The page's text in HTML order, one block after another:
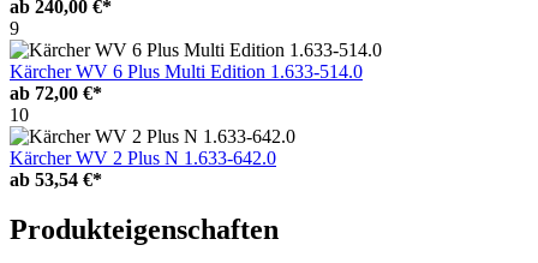
ab 240,00 €*
9
Kärcher WV 6 Plus Multi Edition 1.633-514.0
ab 72,00 €*
10
Kärcher WV 2 Plus N 1.633-642.0
ab 53,54 €*
Produkteigenschaften